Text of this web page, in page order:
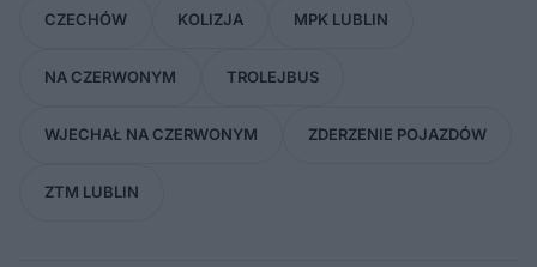
CZECHÓW KOLIZJA MPK LUBLIN
NA CZERWONYM TROLEJBUS
WJECHAŁ NA CZERWONYM ZDERZENIE POJAZDÓW
ZTM LUBLIN